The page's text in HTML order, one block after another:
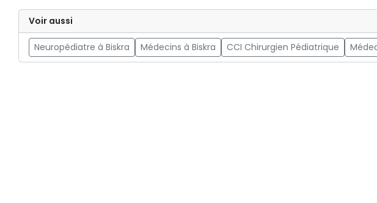
Voir aussi
Neuropédiatre à Biskra Médecins à Biskra CCI Chirurgien Pédiatrique